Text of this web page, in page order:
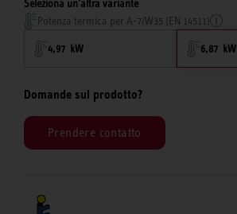
Seleziona un'altra variante
Potenza termica per A-7/W35 (EN 14511)
4,97 kW 6,87 kW
Domande sul prodotto?
Prendere contatto